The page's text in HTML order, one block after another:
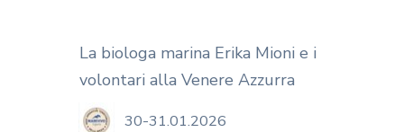
La biologa marina Erika Mioni e i
volontari alla Venere Azzurra
30-31.01.2026